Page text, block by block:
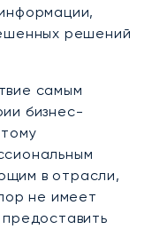
решений
самым
бизнес-
в отрасли,
не имеет